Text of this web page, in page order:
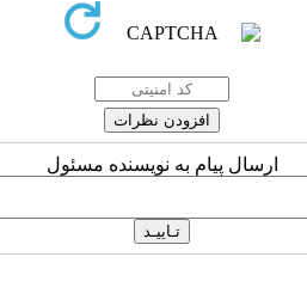
ارسال پیام به نویسنده مسئول